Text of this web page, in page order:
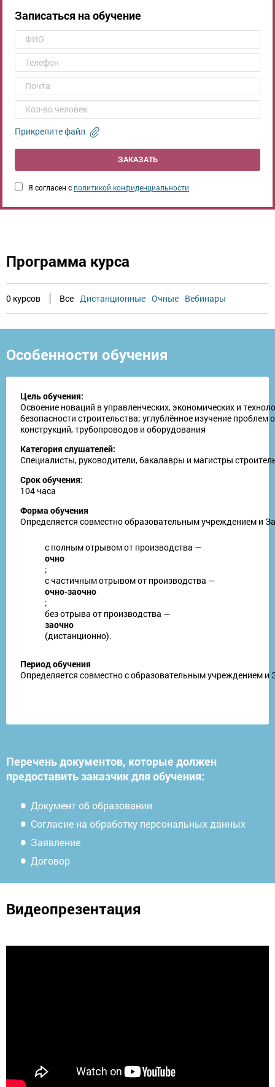
Записаться на обучение
Я согласен сполитикой конфиденциальности
Прикрепите файл
ЗАКАЗАТЬ
Программа курса
0 курсов Все Дистанционные Очные Вебинары
Особенности обучения
Цель обучения:
Освоение новаций в управленческих, экономических и
безопасности строительства; углублённое изучение
конструкций, трубопроводов и оборудования
Категория слушателей:
Специалисты, руководители, бакалавры и магистры
Срок обучения:
104 часа
Форма обучения
Определяется совместно образовательным учреждением и
с полным отрывом от производства —
очно
;
с частичным отрывом от производства —
очно-заочно
;
без отрыва от производства —
заочно
(дистанционно).
Период обучения
Определяется совместно с образовательным учреждением и
Перечень документов, которые должен
предоставить заказчик для обучения:
Документ об образовании
Согласие на обработку персональных данных
Заявление
Договор
Видеопрезентация